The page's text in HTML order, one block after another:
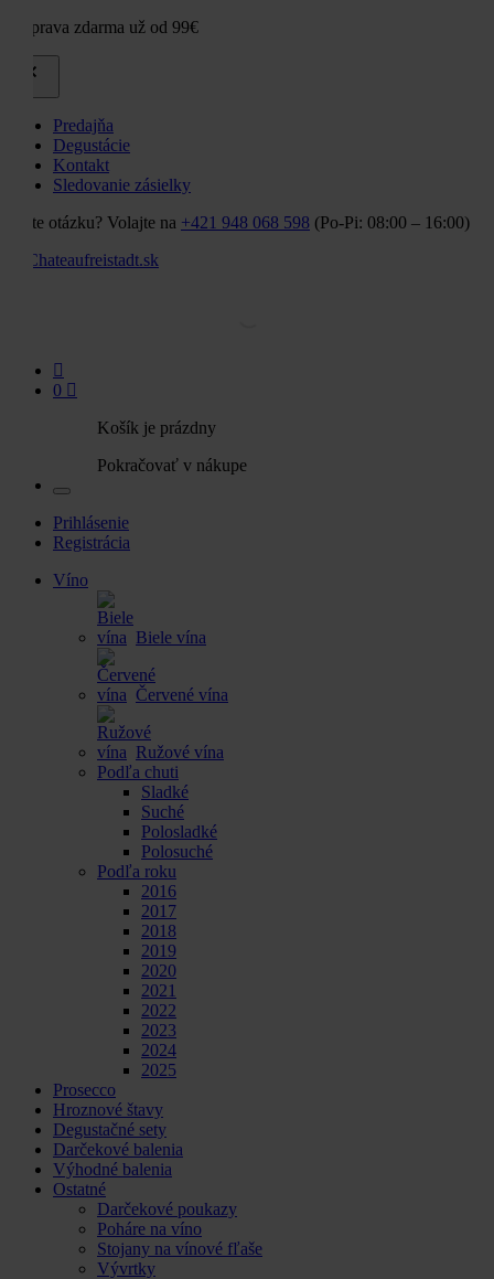
Doprava zdarma už od 99€
Predajňa
Degustácie
Kontakt
Sledovanie zásielky
Máte otázku? Volajte na +421 948 068 598 (Po-Pi: 08:00 – 16:00)
0
Košík je prázdny
Pokračovať v nákupe
Prihlásenie
Registrácia
Víno
Biele vína
Červené vína
Ružové vína
Podľa chuti
Sladké
Suché
Polosladké
Polosuché
Podľa roku
2016
2017
2018
2019
2020
2021
2022
2023
2024
2025
Prosecco
Hroznové štavy
Degustačné sety
Darčekové balenia
Výhodné balenia
Ostatné
Darčekové poukazy
Poháre na víno
Stojany na vínové fľaše
Vývrtky